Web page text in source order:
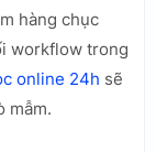
hàng chục
workflow trong
online 24h sẽ
mẫm.